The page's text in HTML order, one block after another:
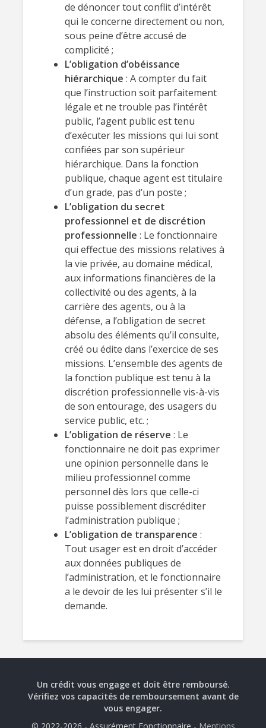
de dénoncer tout conflit d’intérêt
qui le concerne directement ou non,
sous peine d’être accusé de
complicité ;
L’obligation d’obéissance
hiérarchique : A compter du fait
que l’instruction soit parfaitement
légale et ne trouble pas l’intérêt
public, l’agent public est tenu
d’exécuter les missions qui lui sont
confiées par son supérieur
hiérarchique. Dans la fonction
publique, chaque agent est titulaire
d’un grade, pas d’un poste ;
L’obligation du secret
professionnel et de discrétion
professionnelle : Le fonctionnaire
qui effectue des missions relatives à
la vie privée, au domaine médical,
aux informations financières de la
collectivité ou des agents, à la
carrière des agents, ou à la
défense, a l’obligation de secret
absolu des éléments qu’il consulte,
créé ou édite dans l’exercice de ses
missions. L’ensemble des agents de
la fonction publique est tenu à la
discrétion professionnelle vis-à-vis
de son entourage, des usagers du
service public, etc. ;
L’obligation de réserve : Le
fonctionnaire ne doit pas exprimer
une opinion personnelle dans le
milieu professionnel comme
personnel dès lors que celle-ci
puisse possiblement discréditer
l’administration publique ;
L’obligation de transparence :
Tout usager est en droit d’accéder
aux données publiques de
l’administration, et le fonctionnaire
a le devoir de les lui présenter s’il le
demande.
Un crédit vous engage et doit être remboursé.
Vérifiez vos capacités de remboursement avant de
vous engager.